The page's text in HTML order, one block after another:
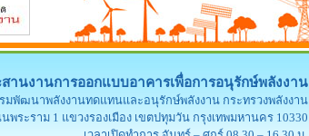
านงานการออกแบบอาคารเพื่อการอนุรักษ์พลังงาน
มพัฒนาพลังงานทดแทนและอนุรักษ์พลังงาน กระทรวงพลังงาน
พระราม 1 แขวงรองเมือง เขตปทุมวัน กรุงเทพมหานคร 10330